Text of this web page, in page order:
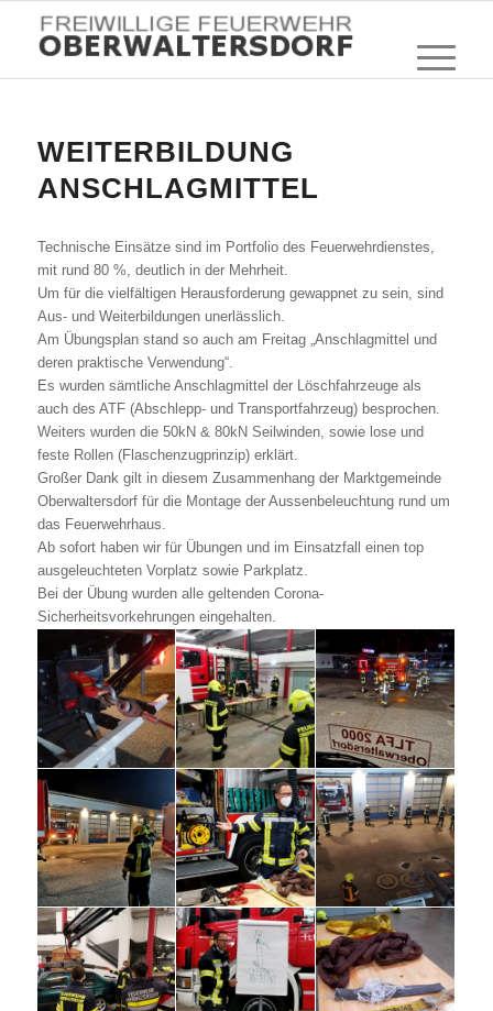
WEITERBILDUNG
ANSCHLAGMITTEL
Technische Einsätze sind im Portfolio des Feuerwehrdienstes,
mit rund 80 %, deutlich in der Mehrheit.
Um für die vielfältigen Herausforderung gewappnet zu sein, sind
Aus- und Weiterbildungen unerlässlich.
Am Übungsplan stand so auch am Freitag „Anschlagmittel und
deren praktische Verwendung“.
Es wurden sämtliche Anschlagmittel der Löschfahrzeuge als
auch des ATF (Abschlepp- und Transportfahrzeug) besprochen.
Weiters wurden die 50kN & 80kN Seilwinden, sowie lose und
feste Rollen (Flaschenzugprinzip) erklärt.
Großer Dank gilt in diesem Zusammenhang der Marktgemeinde
Oberwaltersdorf für die Montage der Aussenbeleuchtung rund um
das Feuerwehrhaus.
Ab sofort haben wir für Übungen und im Einsatzfall einen top
ausgeleuchteten Vorplatz sowie Parkplatz.
Bei der Übung wurden alle geltenden Corona-
Sicherheitsvorkehrungen eingehalten.